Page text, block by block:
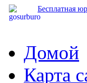
Бесплатная
Домой
Карта